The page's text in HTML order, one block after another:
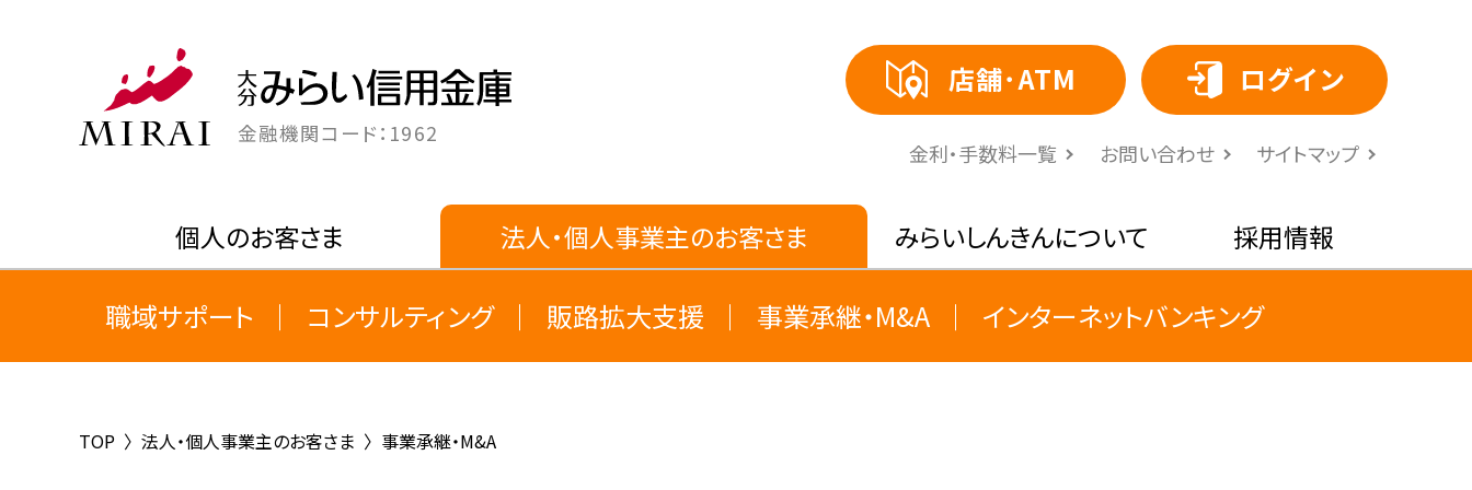
金融機関コード：1962
個人のお客さま 法人・個人事業主のお客さま
職域サポート コンサルティング 販路拡大支援 事業承継・M&A インターネットバンキング
みらいしんきんについて 採用情報
店舗･ATM ログイン
⾦利・⼿数料⼀覧 お問い合わせ サイトマップ
TOP 〉 法人・個人事業主のお客さま 〉 事業承継・M&A